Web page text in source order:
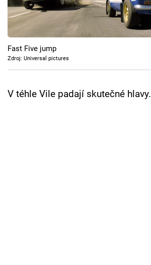
Cool Esport
Pořady
TV Program
Fast Five jump
Zdroj: Universal pictures
V téhle Vile padají skutečné hlavy.